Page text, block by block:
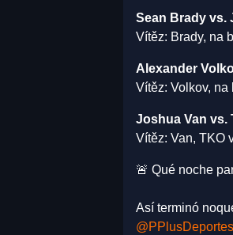
Sean Brady vs.
Vítěz: Brady, na
Alexander
Vítěz: Volkov, na
Joshua Van vs.
Vítěz: Van, TKO
🚨 Qué noche
Así terminó
@PPlusDeportes